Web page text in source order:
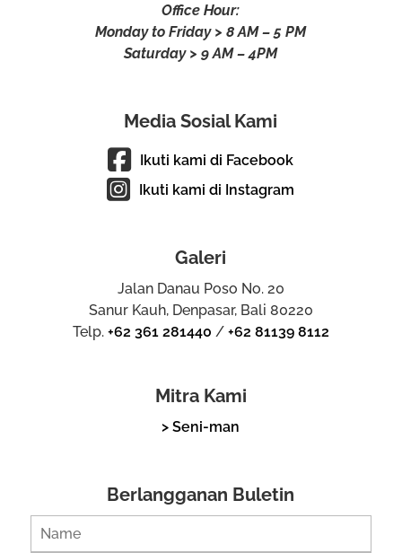
Office Hour:
Monday to Friday > 8 AM – 5 PM
Saturday > 9 AM – 4PM
Media Sosial Kami
Ikuti kami di Facebook
Ikuti kami di Instagram
Galeri
Jalan Danau Poso No. 20
Sanur Kauh, Denpasar, Bali 80220
Telp. +62 361 281440 / +62 81139 8112
Mitra Kami
> Seni-man
Berlangganan Buletin